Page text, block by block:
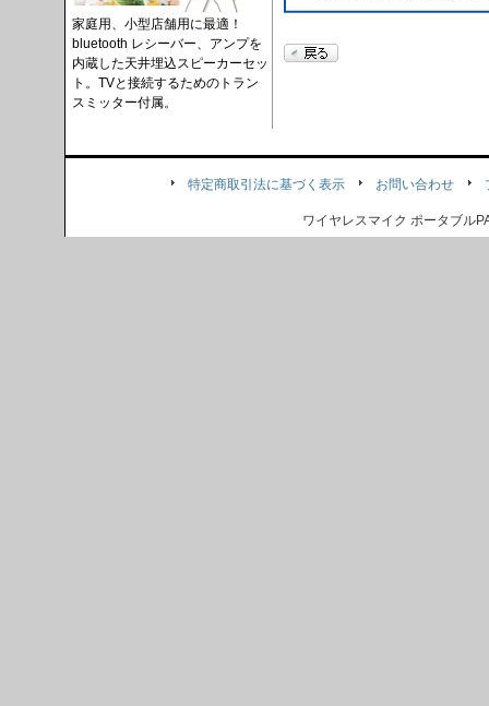
家庭用、小型店舗用に最適！
bluetooth レシーバー、アンプを
内蔵した天井埋込スピーカーセッ
ト。TVと接続するためのトラン
スミッター付属。
特定商取引法に基づく表示 お問い合わせ
ワイヤレスマイク ポータブル